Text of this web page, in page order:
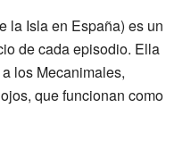
la Isla en España) es un
de cada episodio. Ella
los Mecanimales,
que funcionan como